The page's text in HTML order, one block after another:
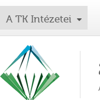
A TK Intézetei